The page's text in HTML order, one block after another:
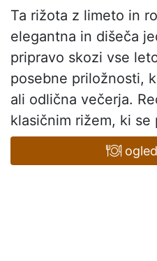
Ta rižota z limeto in
elegantna in dišeča
pripravo skozi vse
posebne priložnosti,
ali odlična večerja.
klasičnim rižem, ki se